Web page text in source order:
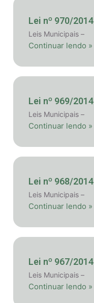
Lei nº 970/2014
Leis Municipais –
Continuar lendo »
Lei nº 969/2014
Leis Municipais –
Continuar lendo »
Lei nº 968/2014
Leis Municipais –
Continuar lendo »
Lei nº 967/2014
Leis Municipais –
Continuar lendo »